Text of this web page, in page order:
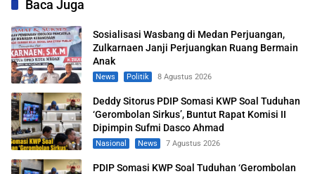
Baca Juga
Sosialisasi Wasbang di Medan Perjuangan,
Zulkarnaen Janji Perjuangkan Ruang Bermain
Anak
News Politik 8 Agustus 2026
Deddy Sitorus PDIP Somasi KWP Soal Tuduhan
‘Gerombolan Sirkus’, Buntut Rapat Komisi II
Dipimpin Sufmi Dasco Ahmad
Nasional News 7 Agustus 2026
PDIP Somasi KWP Soal Tuduhan ‘Gerombolan